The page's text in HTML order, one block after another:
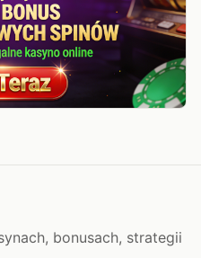
bonusach, strategii